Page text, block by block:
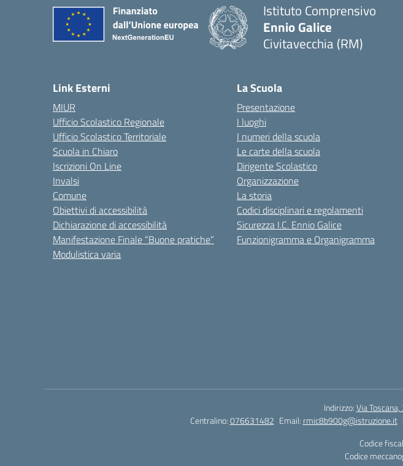
Istituto Comprensivo
Ennio Galice
Civitavecchia (RM)
Link Esterni
MIUR
Ufficio Scolastico Regionale
Ufficio Scolastico Territoriale
Scuola in Chiaro
Iscrizioni On Line
Invalsi
Comune
Obiettivi di accessibilità
Dichiarazione di accessibilità
Manifestazione Finale “Buone pratiche”
Modulistica varia
La Scuola
Presentazione
I luoghi
I numeri della scuola
Le carte della scuola
Dirigente Scolastico
Organizzazione
La storia
Codici disciplinari e regolamenti
Sicurezza I.C. Ennio Galice
Funzionigramma e Organigramma
Indirizzo:Via
Centralino:076631482 Email: rmic8b900g@istruzione.it
Codice
Codice